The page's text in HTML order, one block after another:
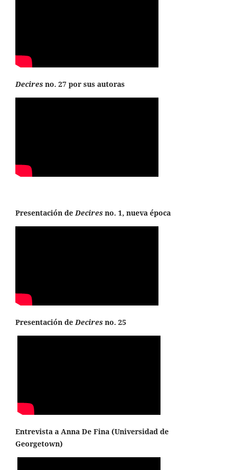
Decires no. 27 por sus autoras
Presentación deDecires no. 1, nueva época
Presentación deDecires no. 25
Entrevista a Anna De Fina (Universidad de
Georgetown)